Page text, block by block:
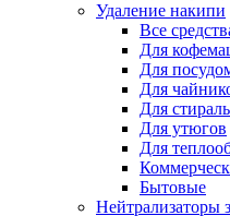
Удаление накипи
Все
Для
Для
Для
Для
Для утюгов
Для
Бытовые
Нейтрализаторы